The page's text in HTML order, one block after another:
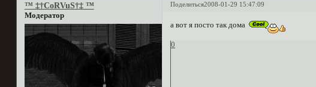
Поделиться2008-01-29 15:47:09
™ ‡†CoRVuS†‡ ™
Модератор
а вот я посто так дома
0